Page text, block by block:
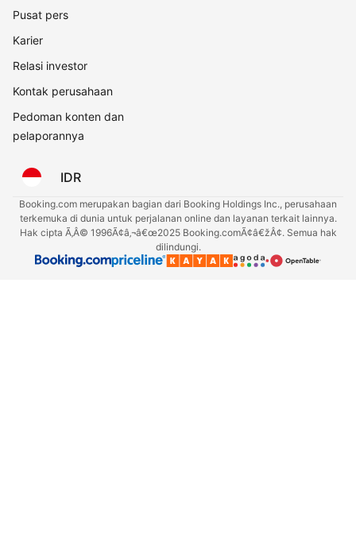
Pusat pers
Karier
Relasi investor
Kontak perusahaan
Pedoman konten dan
pelaporannya
IDR
Booking.com merupakan bagian dari Booking Holdings Inc., perusahaan
terkemuka di dunia untuk perjalanan online dan layanan terkait lainnya.
Hak cipta Ã‚Â© 1996Ã¢â‚¬â€œ2025 Booking.comÃ¢â€žÂ¢. Semua hak
dilindungi.